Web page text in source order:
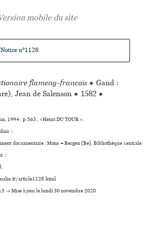
Notice n°1128
flameng-francois ● Gand :
Jean de Salenson ● 1582 ●
1994 : p.563 , «Henri DU TOUR ».
♢
documentaire : Mons = Bergen (Be), Bibliothèque cen­trale
♢
article1128.html
→ Mise à jour le lundi 30 novembre 2020